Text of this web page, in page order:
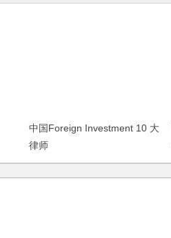
中国Foreign Investment 10 大
律师